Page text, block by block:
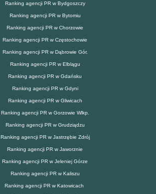
Ranking agencji PR w Bydgoszczy
Ranking agencji PR w Bytomiu
Ranking agencji PR w Chorzowie
Ranking agencji PR w Częstochowie
Ranking agencji PR w Dąbrowie Gór.
Ranking agencji PR w Elblągu
Ranking agencji PR w Gdańsku
Ranking agencji PR w Gdyni
Ranking agencji PR w Gliwicach
Ranking agencji PR w Gorzowie Wlkp.
Ranking agencji PR w Grudziądzu
Ranking agencji PR w Jastrzębie Zdrój
Ranking agencji PR w Jaworznie
Ranking agencji PR w Jeleniej Górze
Ranking agencji PR w Kaliszu
Ranking agencji PR w Katowicach